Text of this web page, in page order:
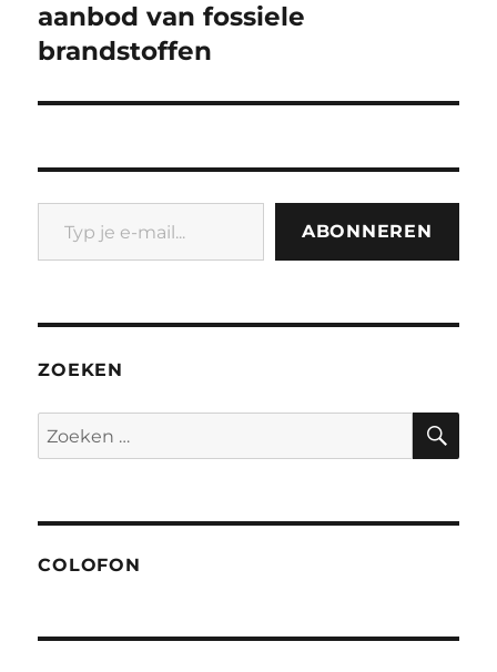
bericht:
aanbod van fossiele
brandstoffen
Typ je e-mail...
ABONNEREN
ZOEKEN
Zoeken
naar:
COLOFON